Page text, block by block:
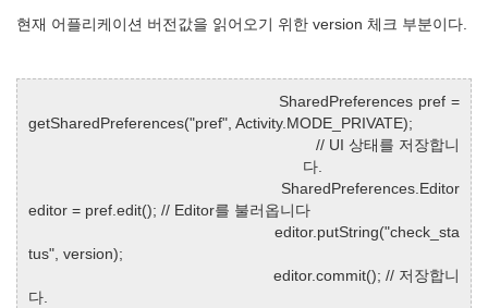
현재 어플리케이션 버전값을 읽어오기 위한 version 체크 부분이다.
SharedPreferences pref =
getSharedPreferences("pref", Activity.MODE_PRIVATE);
// UI 상태를 저장합니
다.
SharedPreferences.Editor
editor = pref.edit(); // Editor를 불러옵니다
editor.putString("check_sta
tus", version);
editor.commit(); // 저장합니
다.